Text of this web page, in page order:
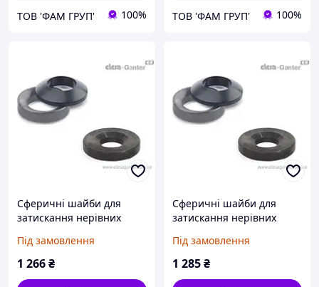
ТОВ 'ФАМ ГРУП' 100% ТОВ 'ФАМ ГРУП' 100%
Сферичні шайби для
затискання нерівних
Під замовлення
1 266₴
Сферичні шайби для
затискання нерівних
Під замовлення
1 285₴